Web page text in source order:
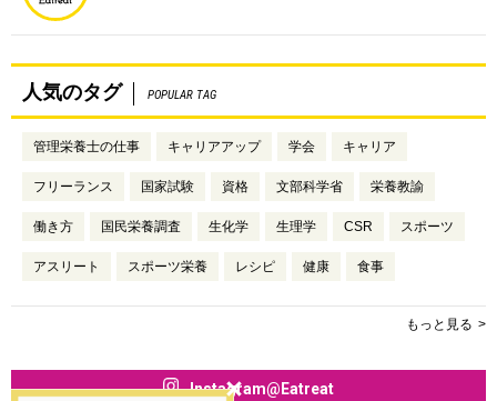
人気のタグ POPULAR TAG
管理栄養士の仕事 キャリアアップ 学会 キャリア
フリーランス 国家試験 資格 文部科学省 栄養教諭
働き方 国民栄養調査 生化学 生理学 CSR スポーツ
アスリート スポーツ栄養 レシピ 健康 食事
もっと見る
Instagram@Eatreat